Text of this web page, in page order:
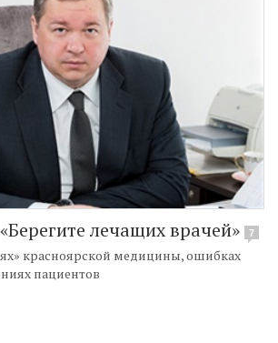
лечащих врачей» 7
красноярской медицины, ошибках
пациентов